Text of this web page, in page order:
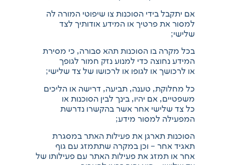
אם יתקבל בידי הסוכנות צו שיפוטי המורה לה
למסור את פרטיך או המידע אודותיך לצד
שלישי;
בכל מקרה בו הסוכנות תהא סבורה, כי מסירת
המידע נחוצה כדי למנוע נזק חמור לגופך
או לרכושך או לגופו או לרכושו של צד שלישי;
כל מחלוקת, טענה, תביעה, דרישה או הליכים
משפטיים, אם יהיו, בינך לבין הסוכנות או
כל צד שלישי אחר אשר בהקשרו נדרשת
המפעילה למסור מידע;
הסוכנות תארגן את פעילות האתר במסגרת
תאגיד אחר – וכן במקרה שתתמזג עם גוף
אחר או תמזג את פעילות האתר עם פעילותו של